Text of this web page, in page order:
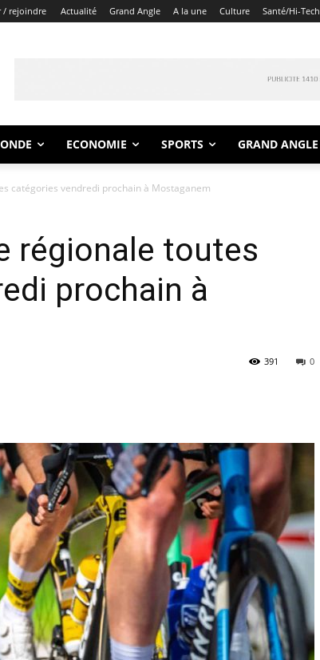
/ rejoindre Actualité Grand Angle A la une Culture Santé/Hi-Tech
ECONOMIE SPORTS GRAND ANGLE
catégories vendredi prochain à Mostaganem
régionale toutes
prochain à
0
391